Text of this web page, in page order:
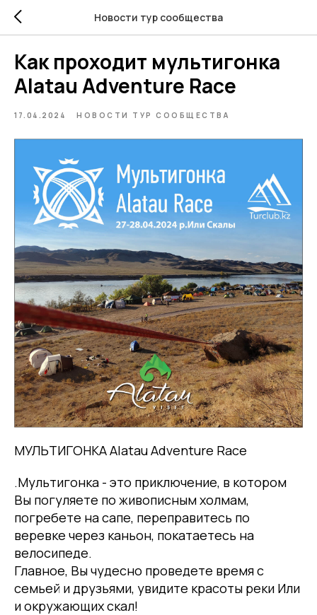
Новости тур сообщества
Как проходит мультигонка
Alatau Adventure Race
17.04.2024 НОВОСТИ ТУР СООБЩЕСТВА
МУЛЬТИГОНКА Alatau Adventure Race
.Мультигонка - это приключение, в котором
Вы погуляете по живописным холмам,
погребете на сапе, переправитесь по
веревке через каньон, покатаетесь на
велосипеде.
Главное, Вы чудесно проведете время с
семьей и друзьями, увидите красоты реки Или
и окружающих скал!